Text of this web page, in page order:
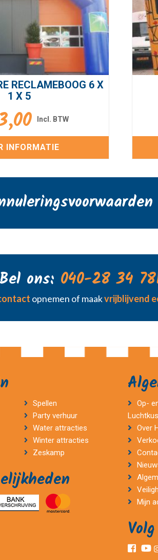
RECLAMEBOOG 6 X
1 X 5
INFORMATIE
ons: 040-28 34
opnemen of maakvrijblijvend
Spellen
Party verhuur
Water attracties
Winter attracties
Zeskamp
Op-
Over
Mijn